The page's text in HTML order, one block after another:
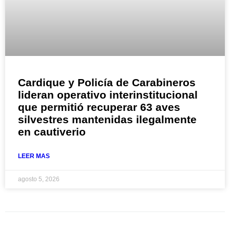
Cardique y Policía de Carabineros
lideran operativo interinstitucional
que permitió recuperar 63 aves
silvestres mantenidas ilegalmente
en cautiverio
LEER MAS
agosto 5, 2026